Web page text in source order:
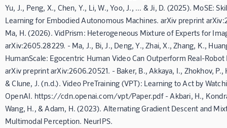
Yu, J., Peng, X., Chen, Y., Li, W., Yoo, J., ... & Ji, D. (2025). MoSE:
Learning for Embodied Autonomous Machines. arXiv preprint
Ma, H. (2026). VidPrism: Heterogeneous Mixture of Experts for
arXiv:2605.28229. - Ma, J., Bi, J., Deng, Y., Zhai, X., Zhang, K.,
HumanScale: Egocentric Human Video Can Outperform Real-
arXiv preprint arXiv:2606.20521. - Baker, B., Akkaya, I., Zhokhov,
& Clune, J. (n.d.). Video PreTraining (VPT): Learning to Act by
OpenAI. https://cdn.openai.com/vpt/Paper.pdf - Akbari, H.,
Wang, H., & Adam, H. (2023). Alternating Gradient Descent and
Multimodal Perception. NeurIPS.